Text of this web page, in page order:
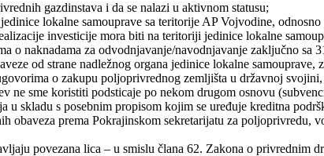
gazdinstava i da se nalazi u aktivnom statusu;
lokalne samouprave sa teritorije AP Vojvodine,
investicije mora biti na teritoriji jedinice lokalne
o naknadama za odvodnjavanje/navodnjavanje zaključno sa
od strane nadležnog organa jedinice lokalne samouprave,
o zakupu poljoprivrednog zemljišta u državnoj
ne sme koristiti podsticaje po nekom drugom osnovu
u skladu s posebnim propisom kojim se uređuje kreditna
obaveza prema Pokrajinskom sekretarijatu za
povezana lica ‒ u smislu člana 62. Zakona o privrednim